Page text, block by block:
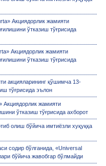
Акциядорлик жамияти
ўтказиш тўғрисида
Акциядорлик жамияти
ўтказиш тўғрисида
акцияларининг қўшимча 13-
тўғрисида эълон
Акциядорлик жамияти
ўтказиш тўғрисида ахборот
олиш бўйича имтиёзли хуқуққа
содир бўлганида, «Universal
бўйича жавобгар бўлмайди